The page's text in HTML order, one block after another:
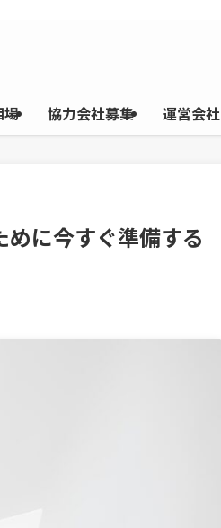
場 協力会社募集 運営会社
めに今すぐ準備する